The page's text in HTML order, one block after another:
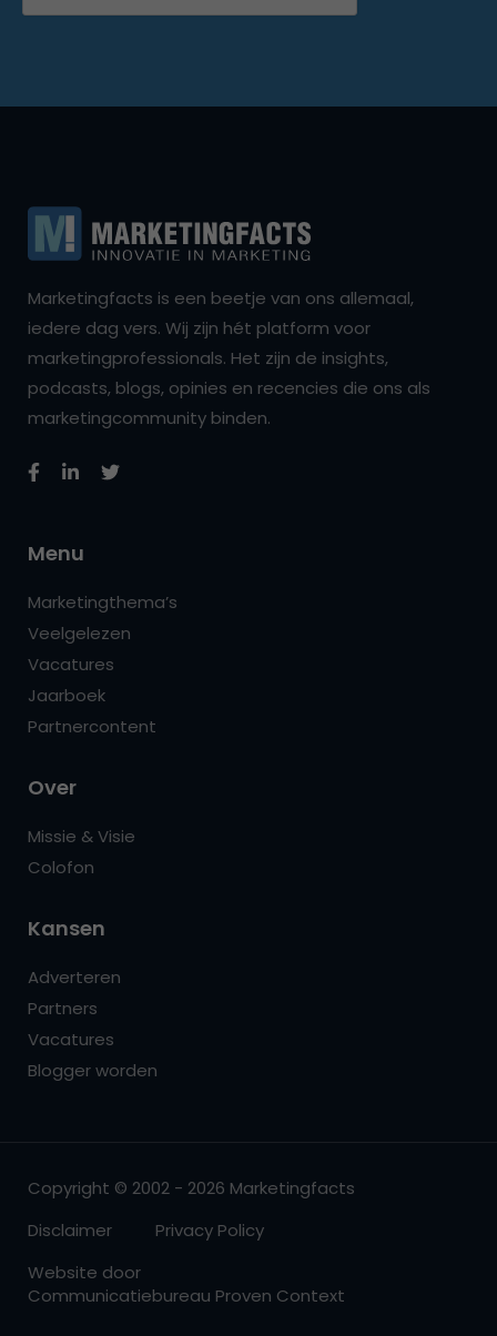
Marketingfacts is een beetje van ons allemaal,
iedere dag vers. Wij zijn hét platform voor
marketingprofessionals. Het zijn de insights,
podcasts, blogs, opinies en recencies die ons als
marketingcommunity binden.
Menu
Marketingthema’s
Veelgelezen
Vacatures
Jaarboek
Partnercontent
Over
Missie & Visie
Colofon
Kansen
Adverteren
Partners
Vacatures
Blogger worden
Copyright © 2002 - 2026 Marketingfacts
Disclaimer
Privacy Policy
Website door
Communicatiebureau Proven Context